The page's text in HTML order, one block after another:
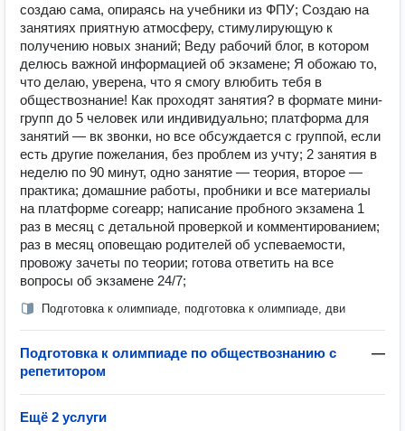
создаю сама, опираясь на учебники из ФПУ; Создаю на
занятиях приятную атмосферу, стимулирующую к
получению новых знаний; Веду рабочий блог, в котором
делюсь важной информацией об экзамене; Я обожаю то,
что делаю, уверена, что я смогу влюбить тебя в
обществознание! Как проходят занятия? в формате мини-
групп до 5 человек или индивидуально; платформа для
занятий — вк звонки, но все обсуждается с группой, если
есть другие пожелания, без проблем из учту; 2 занятия в
неделю по 90 минут, одно занятие — теория, второе —
практика; домашние работы, пробники и все материалы
на платформе coreapp; написание пробного экзамена 1
раз в месяц с детальной проверкой и комментированием;
раз в месяц оповещаю родителей об успеваемости,
провожу зачеты по теории; готова ответить на все
вопросы об экзамене 24/7;
Подготовка к олимпиаде, подготовка к олимпиаде, дви
Подготовка к олимпиаде по обществознанию с
репетитором
—
Ещё 2 услуги